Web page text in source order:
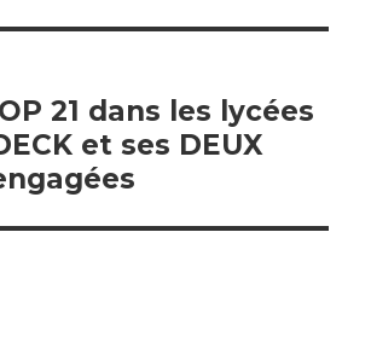
21 dans les lycées
et ses DEUX